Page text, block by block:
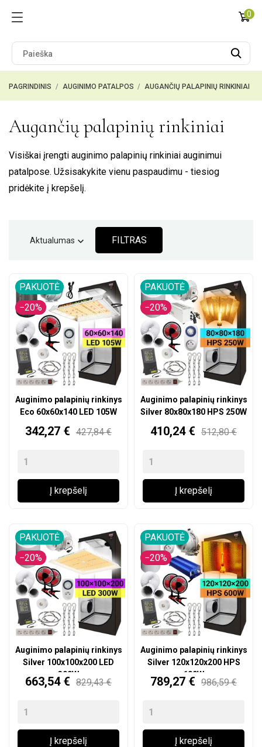
0
PAGRINDINIS AUGINIMO PATALPOS AUGANČIŲ PALAPINIŲ RINKINIAI
Augančių palapinių rinkiniai
Visiškai įrengti auginimo palapinių rinkiniai auginimui
patalpose. Užsisakykite vienu paspaudimu - tiesiog
pridėkite į krepšelį.
Aktualumas  FILTRAS
Auginimo palapinių rinkinys
Eco 60x60x140 LED 105W
Kaina
342,27 € 427,84 €
Į krepšelį
PAKUOTĖ
−20%
Auginimo palapinių rinkinys
Silver 80x80x180 HPS 250W
Kaina
410,24 € 512,80 €
Į krepšelį
PAKUOTĖ
−20%
Auginimo palapinių rinkinys
Silver 100x100x200 LED
300W
Kaina
663,54 € 829,43 €
Į krepšelį
PAKUOTĖ
−20%
Auginimo palapinių rinkinys
Silver 120x120x200 HPS
600W
Kaina
789,27 € 986,59 €
Į krepšelį
PAKUOTĖ
−20%